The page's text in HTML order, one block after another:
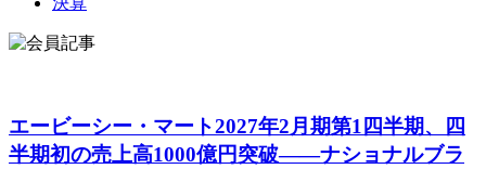
エービーシー・マート2027年2月期第1四半期、四
半期初の売上高1000億円突破――ナショナルブラ